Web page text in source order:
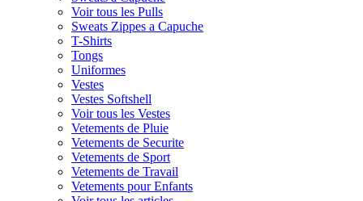
Voir tous les Pulls
Sweats Zippes a Capuche
T-Shirts
Tongs
Uniformes
Vestes
Vestes Softshell
Voir tous les Vestes
Vetements de Pluie
Vetements de Securite
Vetements de Sport
Vetements de Travail
Vetements pour Enfants